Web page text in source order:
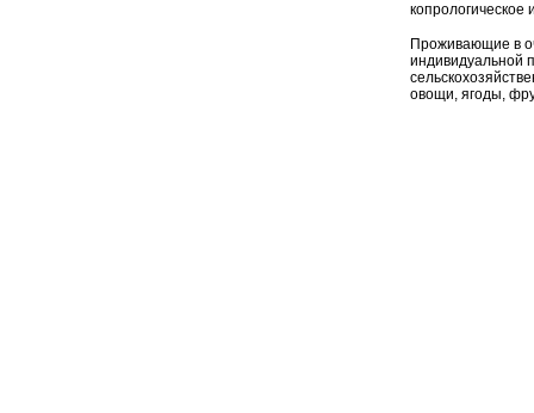
Проживающие в
индивидуальной
овощи, ягоды,